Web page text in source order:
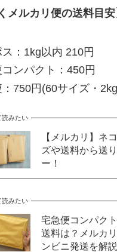
メルカリ便の送料目安
：1kg以内 210円
ンパクト：450円
750円(60サイズ・
読みたい
【メルカリ】ネ
ズや送料から送
ー！
読みたい
宅急便コンパク
送料は？メルカ
ンビニ発送を解説